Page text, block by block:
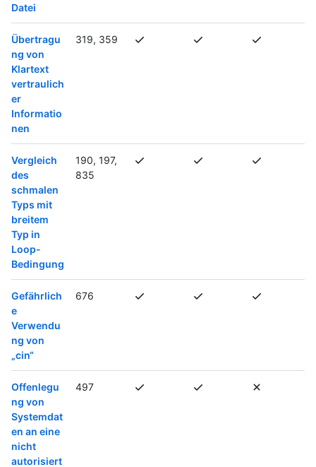
Datei
Übertragu
ng von
Klartext
vertraulich
er
Informatio
nen
319, 359
Vergleich
des
schmalen
Typs mit
breitem
Typ in
Loop-
Bedingung
190, 197,
835
Gefährlich
e
Verwendu
ng von
„cin“
676
Offenlegu
ng von
Systemdat
en an eine
nicht
autorisiert
497